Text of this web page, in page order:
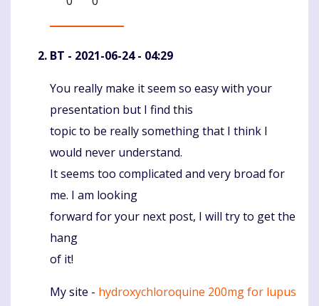
BT - 2021-06-24 - 04:29
Komentaras
You really make it seem so easy with your
presentation but I find this
topic to be really something that I think I
would never understand.
It seems too complicated and very broad for
me. I am looking
forward for your next post, I will try to get the
hang
of it!
My site - hydroxychloroquine 200mg for lupus